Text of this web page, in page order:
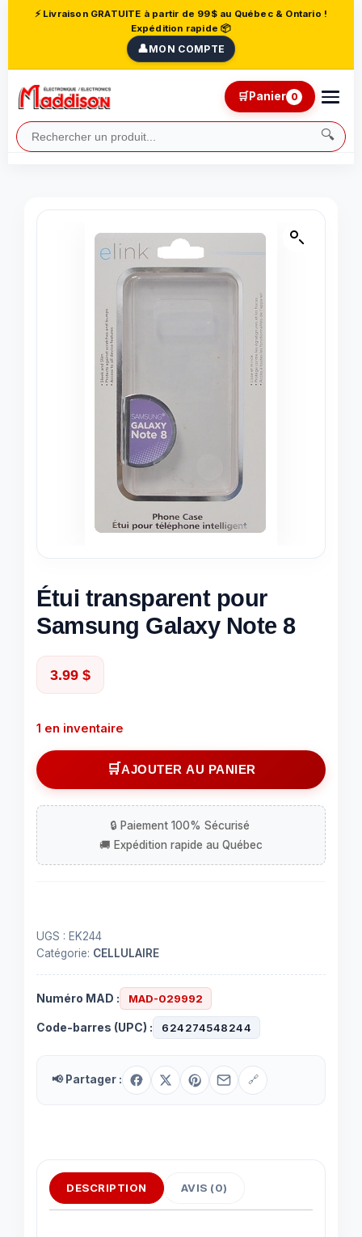
⚡ Livraison GRATUITE à partir de 99$ au Québec & Ontario !
Expédition rapide 📦
👤MON COMPTE
🔍
🛒Panier 0
Étui transparent pour
Samsung Galaxy Note 8
3.99 $
1 en inventaire
quantité
de
transparent
pour
Samsung
AJOUTER AU PANIER
UGS : EK244
Catégorie: CELLULAIRE
Numéro MAD : MAD-029992
Code-barres (UPC) : 624274548244
📢 Partager : 🔗
DESCRIPTION AVIS (0)